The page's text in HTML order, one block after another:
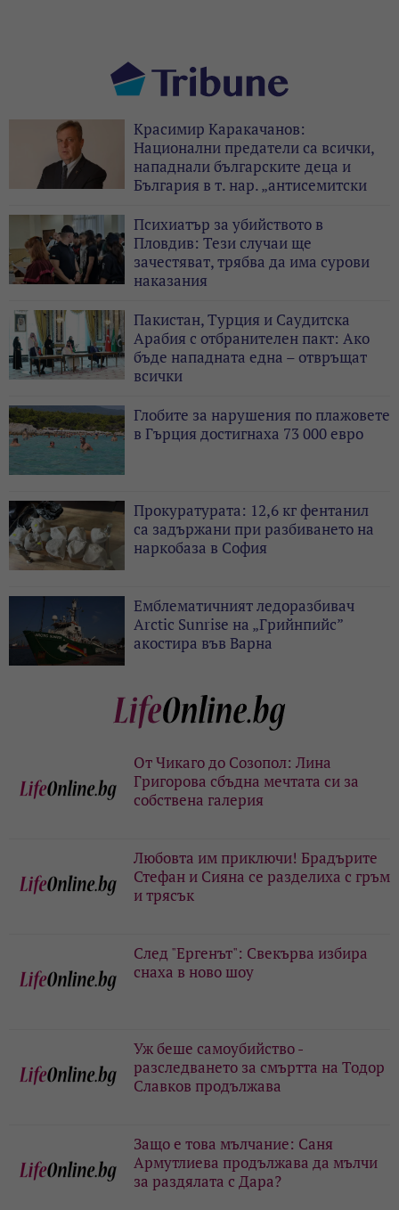
Красимир Каракачанов:
Национални предатели са всички,
нападнали българските деца и
България в т. нар. „антисемитски
Психиатър за убийството в
Пловдив: Тези случаи ще
зачестяват, трябва да има сурови
наказания
Пакистан, Турция и Саудитска
Арабия с отбранителен пакт: Ако
бъде нападната една – отвръщат
всички
Глобите за нарушения по плажовете
в Гърция достигнаха 73 000 евро
Прокуратурата: 12,6 кг фентанил
са задържани при разбиването на
наркобаза в София
Емблематичният ледоразбивач
Arctic Sunrise на „Грийнпийс”
акостира във Варна
От Чикаго до Созопол: Лина
Григорова сбъдна мечтата си за
собствена галерия
Любовта им приключи! Брадърите
Стефан и Сияна се разделиха с гръм
и трясък
След "Ергенът": Свекърва избира
снаха в ново шоу
Уж беше самоубийство -
разследването за смъртта на Тодор
Славков продължава
Защо е това мълчание: Саня
Армутлиева продължава да мълчи
за раздялата с Дара?